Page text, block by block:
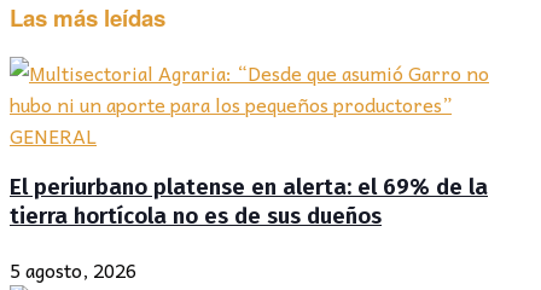
Las más leídas
GENERAL
El periurbano platense en alerta: el 69% de la
tierra hortícola no es de sus dueños
5 agosto, 2026